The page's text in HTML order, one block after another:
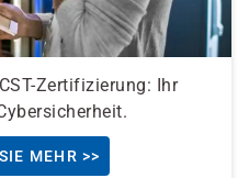
Zertifizierung: Ihr
MEHR >>